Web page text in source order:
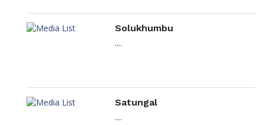
Solukhumbu
....
Satungal
....